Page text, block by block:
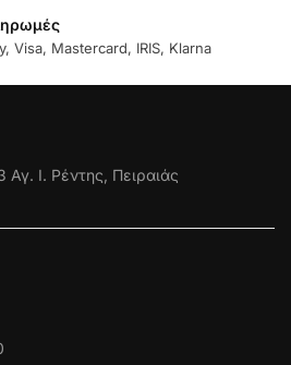
Visa, Mastercard, IRIS, Klarna
Ι. Ρέντης, Πειραιάς